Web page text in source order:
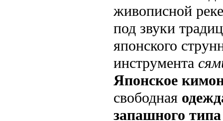
живописной
под звуки
японского
инструмента
Японское
свободная
запашного